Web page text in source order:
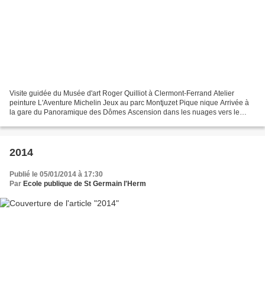
Visite guidée du Musée d'art Roger Quilliot à Clermont-Ferrand Atelier
peinture L'Aventure Michelin Jeux au parc Montjuzet Pique nique Arrivée à
la gare du Panoramique des Dômes Ascension dans les nuages vers le
2014
Publié le 05/01/2014 à 17:30
Par Ecole publique de St Germain l'Herm